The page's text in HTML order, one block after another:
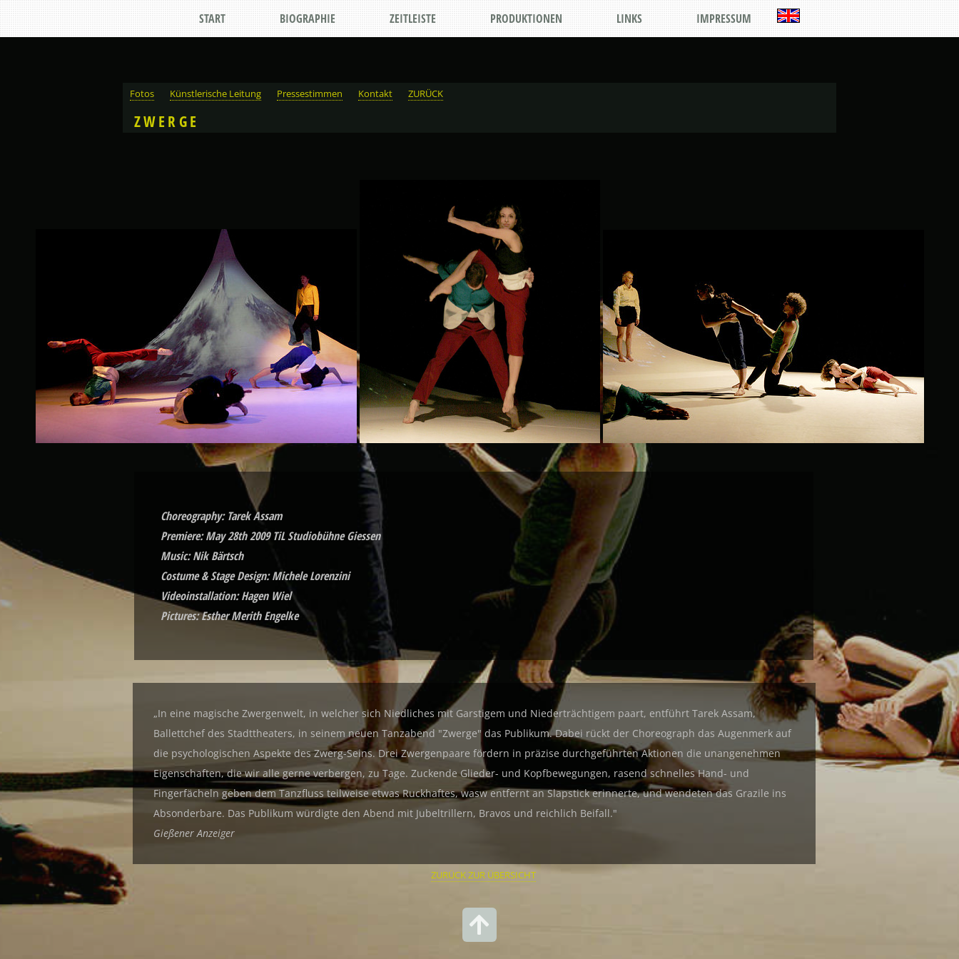
START BIOGRAPHIE ZEITLEISTE PRODUKTIONEN LINKS IMPRESSUM
Fotos Künstlerische Leitung Pressestimmen Kontakt ZURÜCK
ZWERGE
Choreography: Tarek Assam
Premiere: May 28th 2009 TiL Studiobühne Giessen
Music: Nik Bärtsch
Costume & Stage Design: Michele Lorenzini
Videoinstallation: Hagen Wiel
Pictures: Esther Merith Engelke
„In eine magische Zwergenwelt, in welcher sich Niedliches mit Garstigem und Niederträchtigem paart, entführt Tarek Assam,
Ballettchef des Stadttheaters, in seinem neuen Tanzabend "Zwerge" das Publikum. Dabei rückt der Choreograph das Augenmerk auf
die psychologischen Aspekte des Zwerg-Seins. Drei Zwergenpaare fördern in präzise durchgeführten Aktionen die unangenehmen
Eigenschaften, die wir alle gerne verbergen, zu Tage. Zuckende Glieder- und Kopfbewegungen, rasend schnelles Hand- und
Fingerfächeln geben dem Tanzfluss teilweise etwas Ruckhaftes, wasw entfernt an Slapstick erinnerte, und wendeten das Grazile ins
Absonderbare. Das Publikum würdigte den Abend mit Jubeltrillern, Bravos und reichlich Beifall."
Gießener Anzeiger
ZURÜCK ZUR ÜBERSICHT